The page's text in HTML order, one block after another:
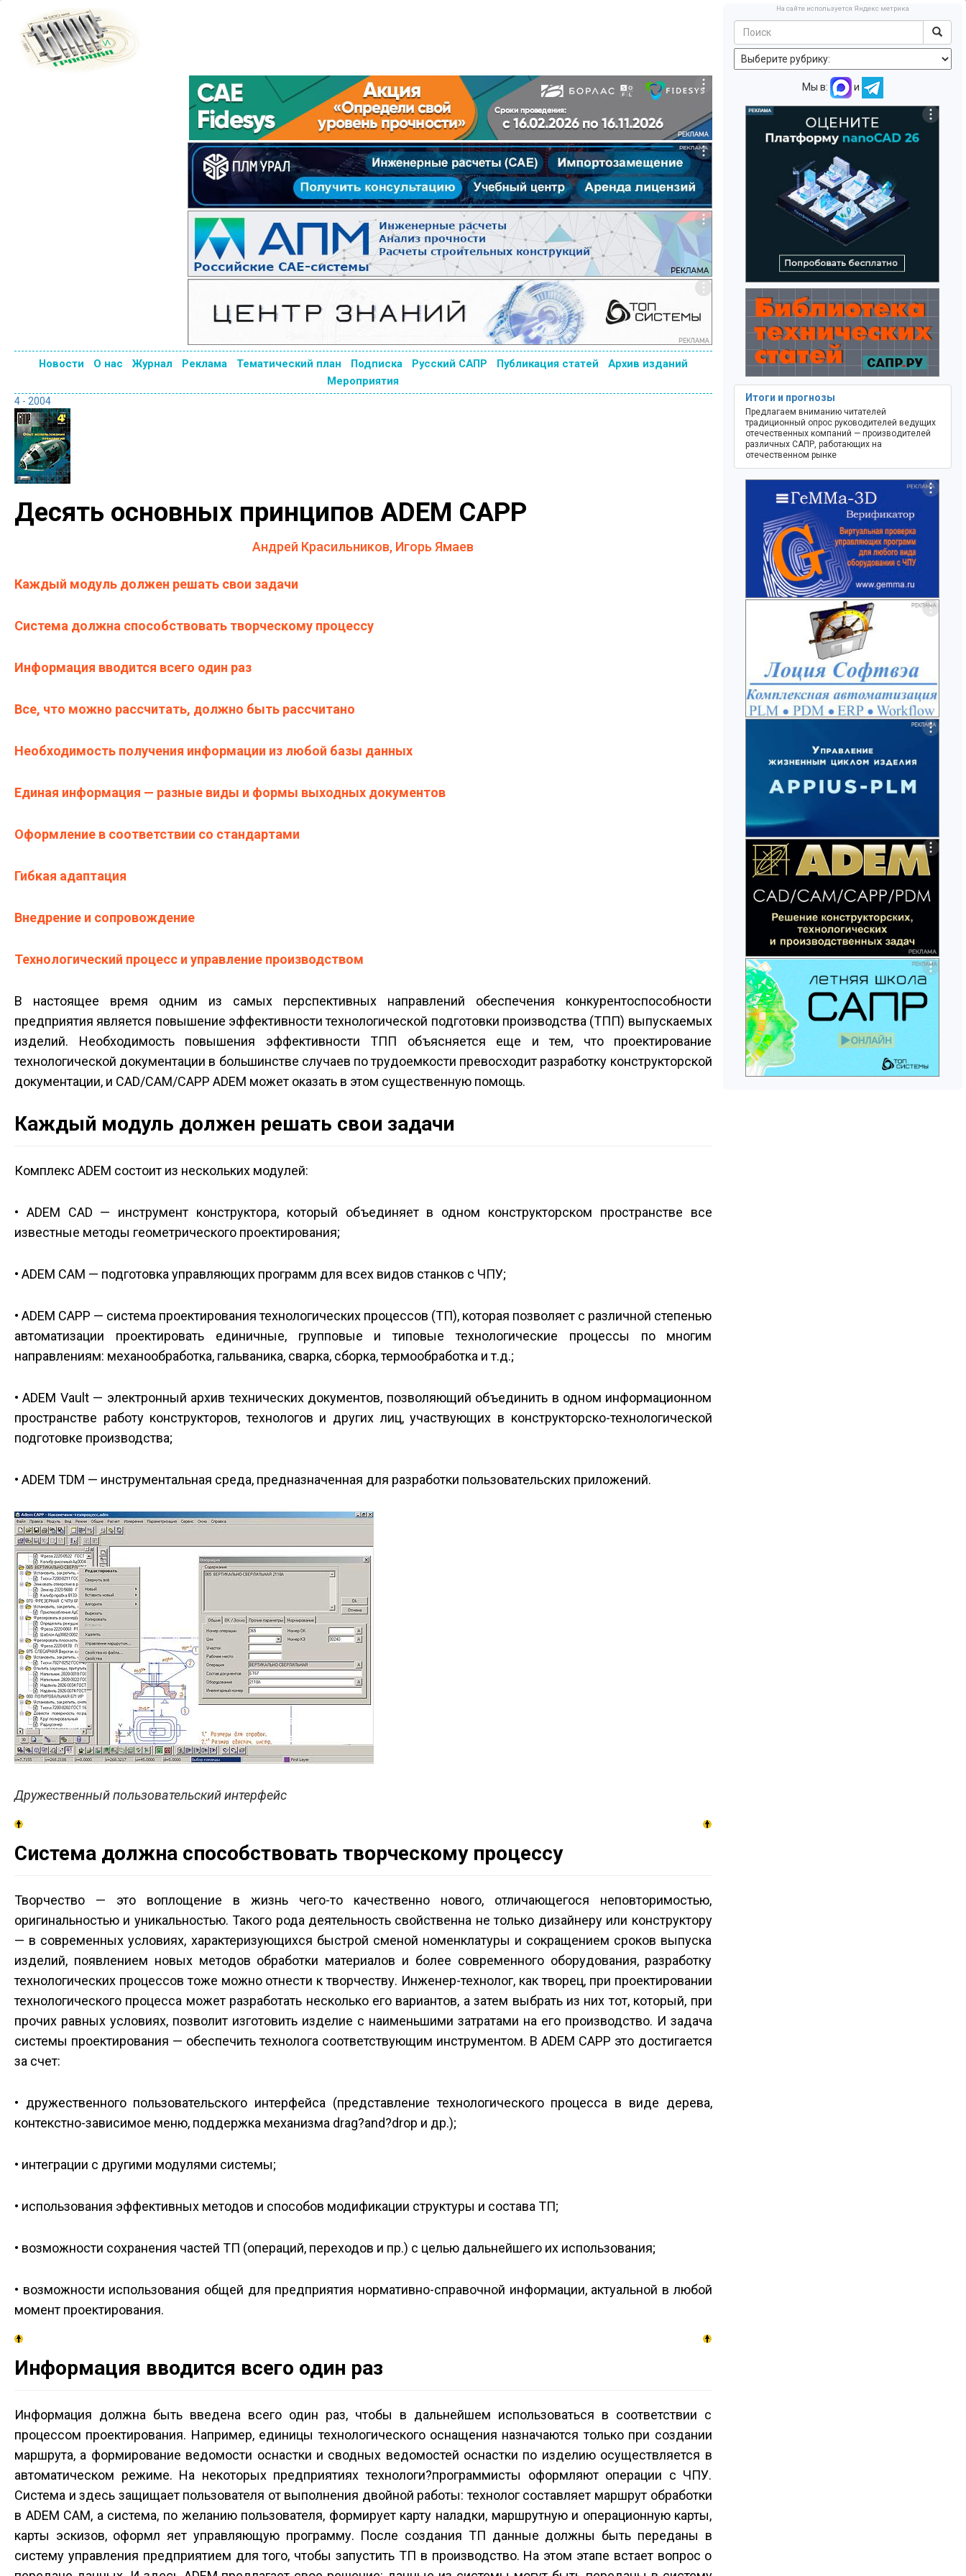
Новости О нас Журнал Реклама Тематический план Подписка Русский САПР Публикация статей
Архив изданий
Мероприятия
4 - 2004
Десять основных принципов ADEM CAPP
Андрей Красильников, Игорь Ямаев
Каждый модуль должен решать свои задачи
Система должна способствовать творческому процессу
Информация вводится всего один раз
Все, что можно рассчитать, должно быть рассчитано
Необходимость получения информации из любой базы данных
Единая информация — разные виды и формы выходных документов
Оформление в соответствии со стандартами
Гибкая адаптация
Внедрение и сопровождение
Технологический процесс и управление производством
В настоящее время одним из самых перспективных направлений обеспечения конкурентоспособности
предприятия является повышение эффективности технологической подготовки производства (ТПП) выпускаемых
изделий. Необходимость повышения эффективности ТПП объясняется еще и тем, что проектирование
технологической документации в большинстве случаев по трудоемкости превосходит разработку конструкторской
документации, и CAD/CAM/CAPP ADEM может оказать в этом существенную помощь.
Каждый модуль должен решать свои задачи
Комплекс ADEM состоит из нескольких модулей:
• ADEM CAD — инструмент конструктора, который объединяет в одном конструкторском пространстве все
известные методы геометрического проектирования;
• ADEM CAM — подготовка управ­ляющих программ для всех видов станков с ЧПУ;
• ADEM CAPP — система проектирования технологических процессов (ТП), которая позволяет с различной степенью
автоматизации проектировать единичные, групповые и типовые технологические процессы по многим
направлениям: механообработка, гальваника, сварка, сборка, термообработка и т.д.;
• ADEM Vault — электронный архив технических документов, позволяющий объединить в одном информационном
пространстве работу конструкторов, технологов и других лиц, участвующих в конструкторско-технологической
подготовке производства;
• ADEM TDM — инструментальная среда, предназначенная для разработки пользовательских приложений.
Дружественный пользовательский интерфейс
Система должна способствовать творческому процессу
Творчество — это воплощение в жизнь чего-то качественно нового, отличающегося неповторимостью,
оригинальностью и уникальностью. Такого рода деятельность свойственна не только дизайнеру или конструктору
— в современных условиях, характеризующихся быстрой сменой номенклатуры и сокращением сроков выпуска
изделий, появлением новых методов обработки материалов и более современного оборудования, разработку
технологических процессов тоже можно отнести к творчеству. Инженер-технолог, как творец, при проектировании
технологического процесса может разработать несколько его вариантов, а затем выбрать из них тот, который, при
прочих равных условиях, позволит изготовить изделие с наименьшими затратами на его производство. И задача
системы проектирования — обеспечить технолога соответствующим инструментом. В ADEM CAPP это достигается
за счет:
• дружественного пользовательского интерфейса (представление технологического процесса в виде дерева,
контекстно-зависимое меню, поддержка механизма drag?and?drop и др.);
• интеграции с другими модулями системы;
• использования эффективных методов и способов модификации структуры и состава ТП;
• возможности сохранения частей ТП (операций, переходов и пр.) с целью дальнейшего их использования;
• возможности использования общей для предприятия нормативно-справочной информации, актуальной в любой
момент проектирования.
Информация вводится всего один раз
Информация должна быть введена всего один раз, чтобы в дальнейшем использоваться в соответствии с
процессом проектирования. Например, единицы технологического оснащения назначаются только при создании
маршрута, а формирование ведомости оснастки и сводных ведомостей оснастки по изделию осуществляется в
автоматическом режиме. На некоторых предприятиях технологи?программисты оформляют операции с ЧПУ.
Система и здесь защищает пользователя от выполнения двойной работы: технолог составляет маршрут обработки
в ADEM CAM, а система, по желанию пользователя, формирует карту наладки, маршрутную и операционную карты,
карты эскизов, оформл яет управляющую программу. После создания ТП данные должны быть переданы в
систему управления предприятием для того, чтобы запустить ТП в производство. На этом этапе встает вопрос о
На сайте используется Яндекс метрика
Мы в: и
Итоги и прогнозы
Предлагаем вниманию читателей
традиционный опрос руководителей ведущих
отечественных компаний — производителей
различных САПР, работающих на
отечественном рынке